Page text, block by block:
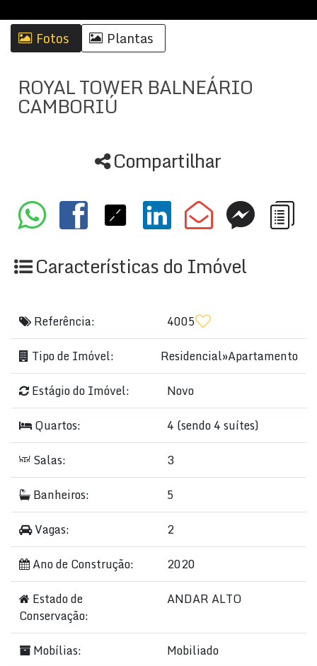
Fotos Plantas
ROYAL TOWER BALNEÁRIO
CAMBORIÚ
Compartilhar
Características do Imóvel
Referência:
4005
Tipo de Imóvel:
Residencial»Apartamento
Estágio do Imóvel:
Novo
Quartos:
4 (sendo 4 suítes)
Salas:
3
Banheiros:
5
Vagas:
2
Ano de Construção:
2020
Estado de
Conservação:
ANDAR ALTO
Mobílias:
Mobiliado